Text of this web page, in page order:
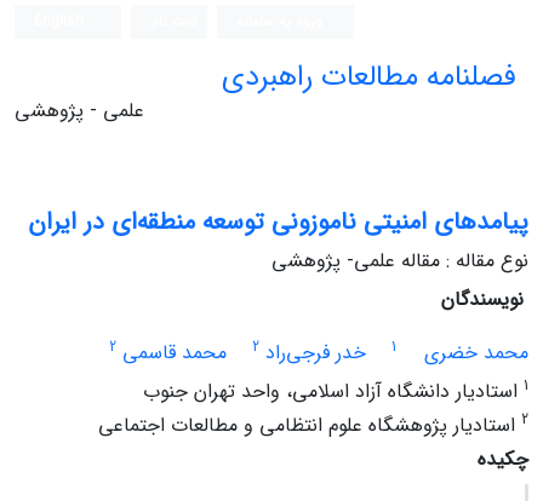
فصلنامه مطالعات راهبردی
علمی - پژوهشی
پیامدهای امنیتی ناموزونی توسعه منطقه‌ای در ایران
نوع مقاله : مقاله علمی- پژوهشی
نویسندگان
محمد خضری
1 خدر فرجی‌راد 2 محمد قاسمی 2
1 استادیار دانشگاه آزاد اسلامی، واحد تهران جنوب
2 استادیار پژوهشگاه علوم انتظامی و مطالعات اجتماعی
چکیده